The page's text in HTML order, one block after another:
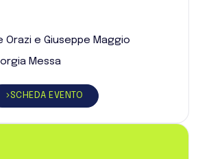
Orazi e Giuseppe Maggio
Messa
SCHEDA EVENTO